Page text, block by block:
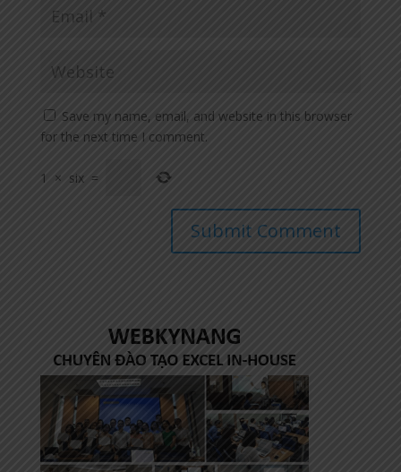
Save my name, email, and website in this browser
for the next time I comment.
1 × six =